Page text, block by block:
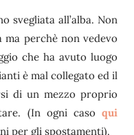
svegliata all’alba. Non
ma perchè non vedevo
che ha avuto luogo
è mal collegato ed il
di un mezzo proprio
(In ogni caso qui
per gli spostamenti).